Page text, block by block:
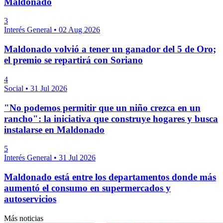
3
Interés General • 02 Aug 2026
Maldonado volvió a tener un ganador del 5 de Oro;
el premio se repartirá con Soriano
4
Social • 31 Jul 2026
"No podemos permitir que un niño crezca en un
rancho": la iniciativa que construye hogares y busca
instalarse en Maldonado
5
Interés General • 31 Jul 2026
Maldonado está entre los departamentos donde más
aumentó el consumo en supermercados y
autoservicios
Más noticias